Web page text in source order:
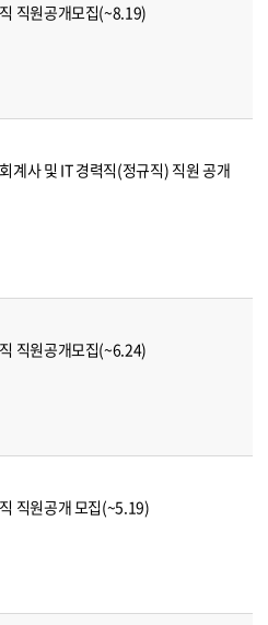
직원공개모집(~8.19)
계사 및 IT 경력직(정규직) 직원 공개
직원공개모집(~6.24)
직원공개 모집(~5.19)